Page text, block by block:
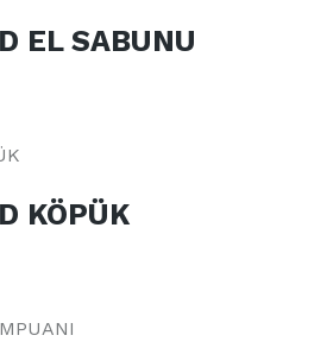
EL SABUNU
KÖPÜK